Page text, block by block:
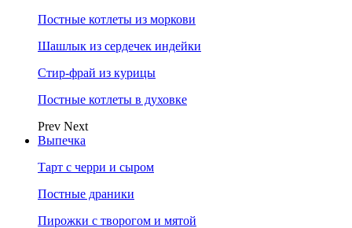
Постные котлеты из моркови
Шашлык из сердечек индейки
Стир-фрай из курицы
Постные котлеты в духовке
Prev Next
Выпечка
Тарт с черри и сыром
Постные драники
Пирожки с творогом и мятой